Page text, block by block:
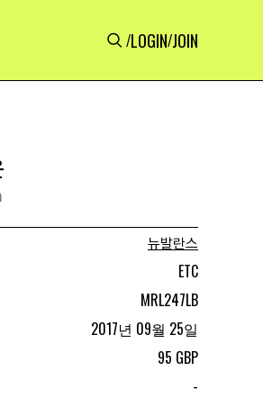
/LOGIN/JOIN
뉴발란스
ETC
MRL247LB
2017년 09월 25일
95 GBP
-